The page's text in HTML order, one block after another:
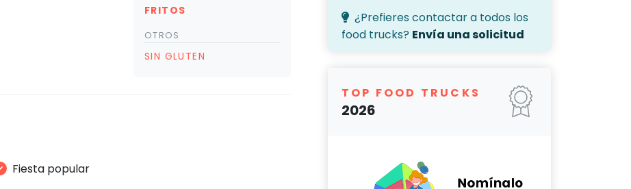
FRITOS
OTROS
SIN GLUTEN
Fiesta popular
¿Prefieres contactar a todos los
food trucks? Envía una solicitud
TOP FOOD TRUCKS
2026